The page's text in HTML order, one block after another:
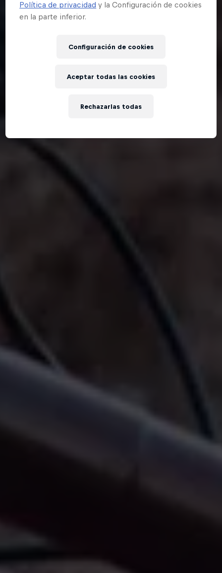
Política de privacidad y la Configuración de cookies
en la parte inferior.
Configuración de cookies
Rechazarlas todas
Aceptar todas las cookies